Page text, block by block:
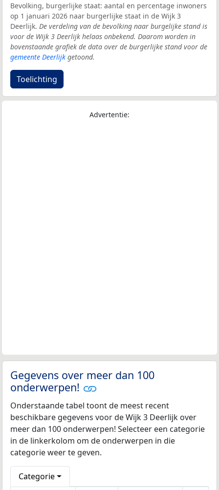
Bevolking, burgerlijke staat: aantal en percentage inwoners
op 1 januari 2026 naar burgerlijke staat in de Wijk 3
Deerlijk. De verdeling van de bevolking naar burgelijke stand is
voor de Wijk 3 Deerlijk helaas onbekend. Daarom worden in
bovenstaande grafiek de data over de burgerlijke stand voor de
gemeente Deerlijk getoond.
Toelichting
Advertentie:
Gegevens over meer dan 100
onderwerpen!
Onderstaande tabel toont de meest recent
beschikbare gegevens voor de Wijk 3 Deerlijk over
meer dan 100 onderwerpen! Selecteer een categorie
in de linkerkolom om de onderwerpen in die
categorie weer te geven.
Categorie